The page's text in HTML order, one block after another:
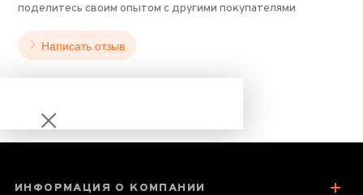
поделитесь своим опытом с другими покупателями
Написать отзыв
ИНФОРМАЦИЯ О КОМПАНИИ